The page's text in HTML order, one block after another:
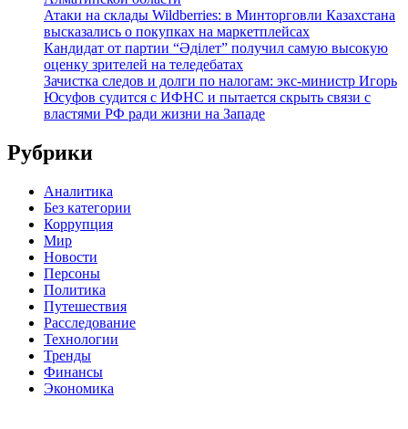
Атаки на склады Wildberries: в Минторговли Казахстана
высказались о покупках на маркетплейсах
Кандидат от партии “Әділет” получил самую высокую
оценку зрителей на теледебатах
Зачистка следов и долги по налогам: экс-министр Игорь
Юсуфов судится с ИФНС и пытается скрыть связи с
властями РФ ради жизни на Западе
Рубрики
Аналитика
Без категории
Коррупция
Мир
Новости
Персоны
Политика
Путешествия
Расследование
Технологии
Тренды
Финансы
Экономика